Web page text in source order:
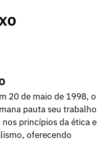
20 de maio de 1998, o
pauta seu trabalho
princípios da ética e
oferecendo